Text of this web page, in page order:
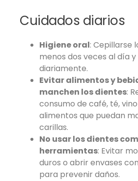
Cuidados diarios
Higiene oral: Cepillarse
menos dos veces al día
diariamente.
Evitar alimentos y
manchen los dientes:
consumo de café, té,
alimentos que puedan
carillas.
No usar los dientes
herramientas: Evitar
duros o abrir envases
para prevenir daños.